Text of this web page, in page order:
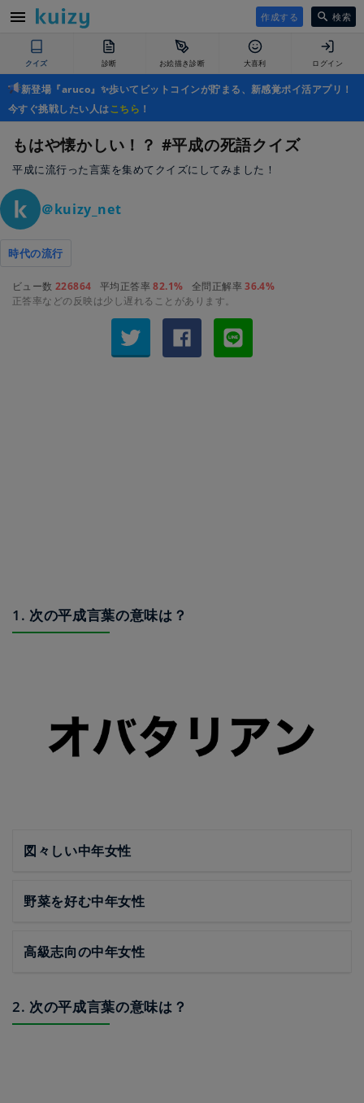
作成する 検索
クイズ 診断 お絵描き診断 大喜利 ログイン
新登場『aruco』✨歩いてビットコインが貯まる、新感覚ポイ活アプリ！
今すぐ挑戦したい人はこちら ！
もはや懐かしい！？ #平成の死語クイズ
平成に流行った言葉を集めてクイズにしてみました！
＠kuizy_net
時代の流行
ビュー数 226864 平均正答率82.1% 全問正解率36.4%
正答率などの反映は少し遅れることがあります。
1. 次の平成言葉の意味は？
図々しい中年女性
野菜を好む中年女性
高級志向の中年女性
2. 次の平成言葉の意味は？